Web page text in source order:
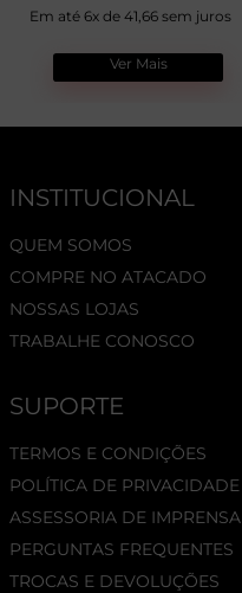
Em até 6x de 41,66 sem juros
Ver Mais
INSTITUCIONAL
QUEM SOMOS
COMPRE NO ATACADO
NOSSAS LOJAS
TRABALHE CONOSCO
SUPORTE
TERMOS E CONDIÇÕES
POLÍTICA DE PRIVACIDADE
ASSESSORIA DE IMPRENSA
PERGUNTAS FREQUENTES
TROCAS E DEVOLUÇÕES